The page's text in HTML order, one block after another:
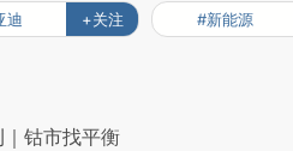
迪 +关注 #新能源
钴市找平衡